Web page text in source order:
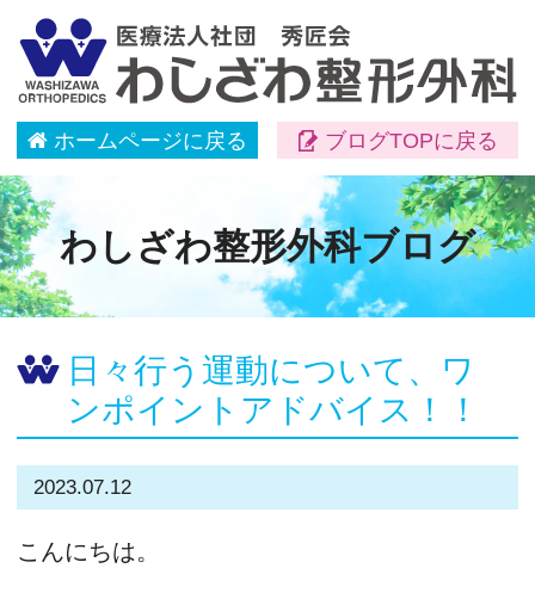
ホームページに戻る ブログTOPに戻る
わしざわ整形外科ブログ
日々行う運動について、ワ
ンポイントアドバイス！！
2023.07.12
こんにちは。